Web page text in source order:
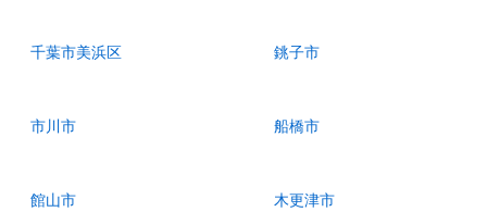
千葉市美浜区 銚子市
市川市 船橋市
館山市 木更津市